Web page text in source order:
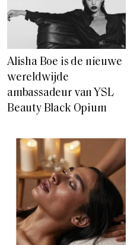
Alisha Boe is de nieuwe
wereldwijde
ambassadeur van YSL
Beauty Black Opium